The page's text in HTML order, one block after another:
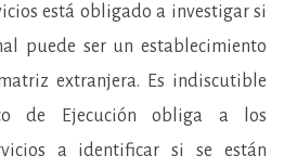
está obligado a investigar si
puede ser un establecimiento
extranjera. Es indiscutible
de Ejecución obliga a los
a identificar si se están